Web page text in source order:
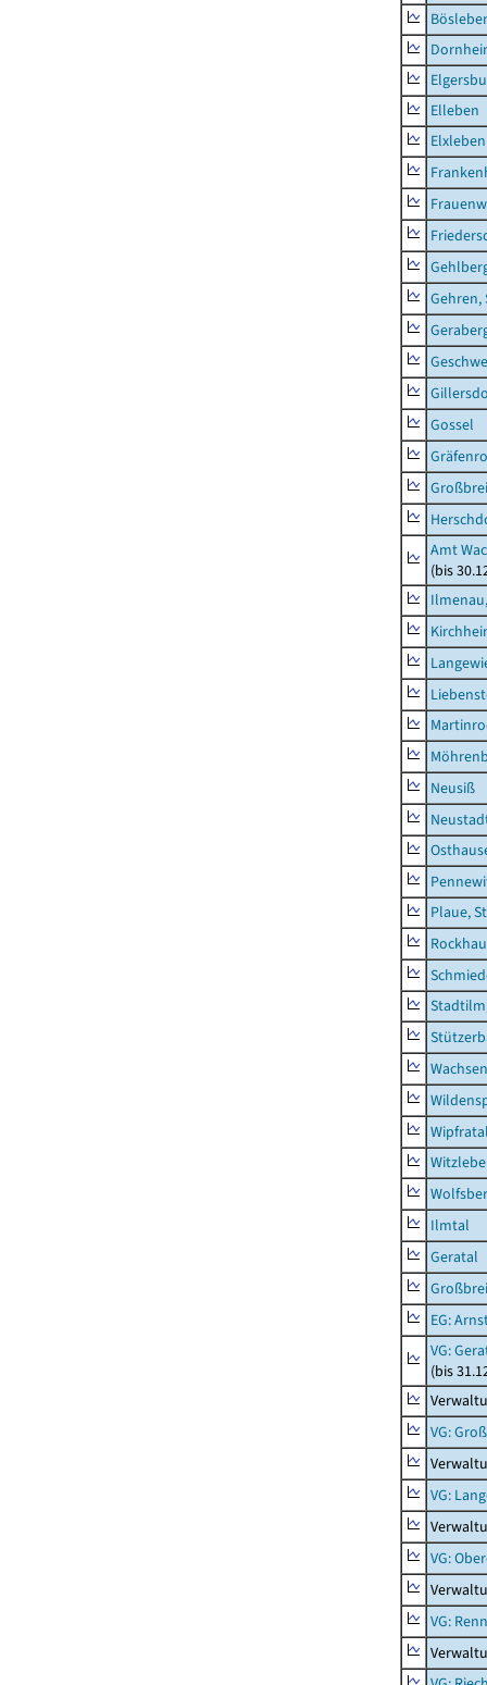
Elleben
Elxleben
Gehren,
Gossel
Amt
(bis
Neusiß
Plaue,
Ilmtal
Geratal
EG:
VG:
(bis
VG:
VG:
VG:
VG: